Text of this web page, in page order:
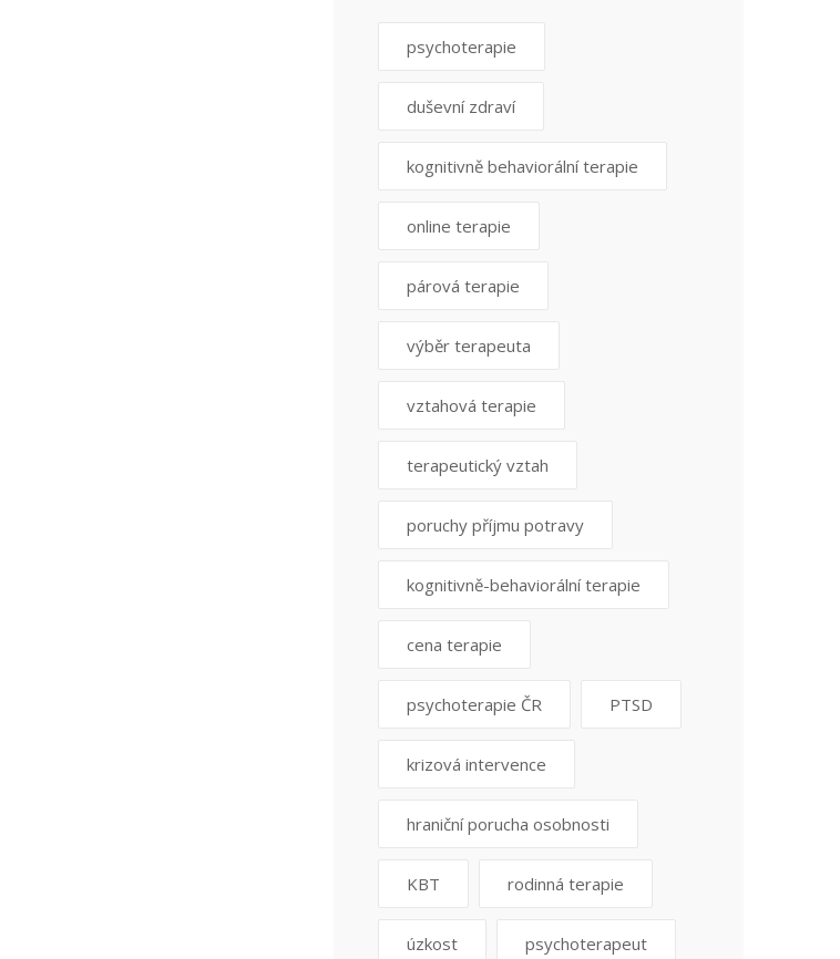
psychoterapie
duševní zdraví
kognitivně behaviorální terapie
online terapie
párová terapie
výběr terapeuta
vztahová terapie
terapeutický vztah
poruchy příjmu potravy
kognitivně-behaviorální terapie
cena terapie
psychoterapie ČR PTSD
krizová intervence
hraniční porucha osobnosti
KBT rodinná terapie
úzkost psychoterapeut